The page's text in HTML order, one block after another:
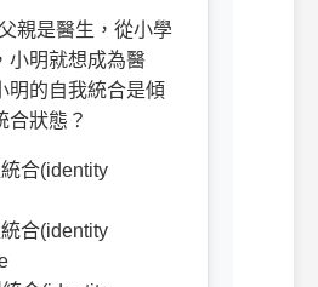
親是醫生，從小學
小明就想成為醫
明的自我統合是傾
合狀態？
合(identity
合(identity